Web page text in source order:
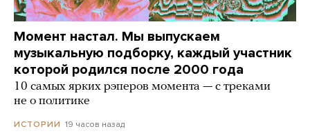
Момент настал. Мы выпускаем
музыкальную подборку, каждый участник
которой родился после 2000 года
10 самых ярких рэперов момента — с треками
не о политике
ИСТОРИИ 19 часов назад